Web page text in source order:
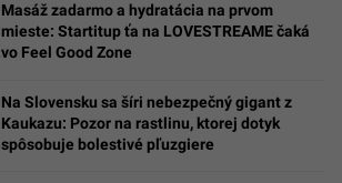
Masáž zadarmo a hydratácia na prvom
mieste: Startitup ťa na LOVESTREAME čaká
vo Feel Good Zone
Na Slovensku sa šíri nebezpečný gigant z
Kaukazu: Pozor na rastlinu, ktorej dotyk
spôsobuje bolestivé pľuzgiere